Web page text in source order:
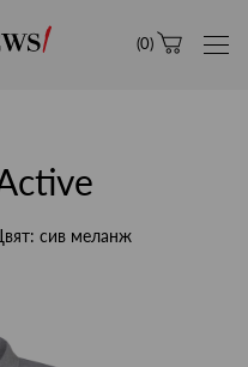
Andrews (0)
сив меланж